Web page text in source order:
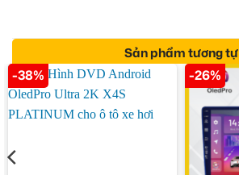
Sản phẩm tương tự
-38% -26%